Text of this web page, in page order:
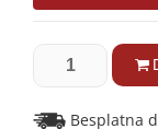
Besplatna